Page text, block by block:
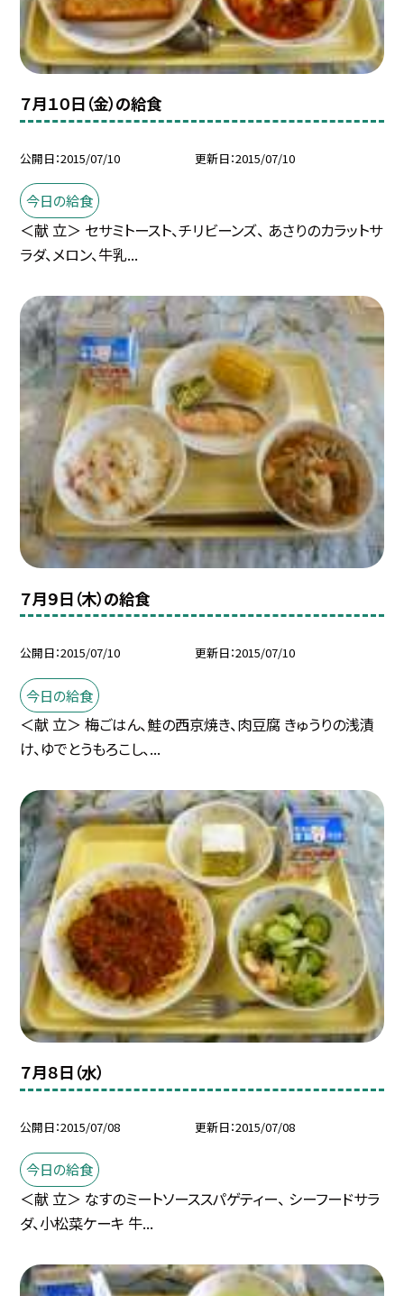
７月１０日（金）の給食
公開日 2015/07/10 更新日 2015/07/10
今日の給食
＜献 立＞ セサミトースト、チリビーンズ、 あさりのカラットサ
ラダ、メロン、牛乳...
７月９日（木）の給食
公開日 2015/07/10 更新日 2015/07/10
今日の給食
＜献 立＞ 梅ごはん、鮭の西京焼き、肉豆腐 きゅうりの浅漬
け、ゆでとうもろこし、...
７月８日（水）
公開日 2015/07/08 更新日 2015/07/08
今日の給食
＜献 立＞ なすのミートソーススパゲティー、 シーフードサラ
ダ、小松菜ケーキ 牛...